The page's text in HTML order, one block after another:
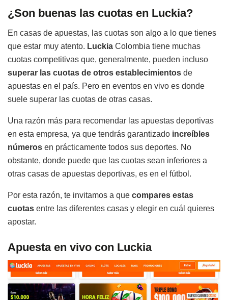
¿Son buenas las cuotas en Luckia?
En casas de apuestas, las cuotas son algo a lo que tienes
que estar muy atento. Luckia Colombia tiene muchas
cuotas competitivas que, generalmente, pueden incluso
superar las cuotas de otros establecimientos de
apuestas en el país. Pero en eventos en vivo es donde
suele superar las cuotas de otras casas.
Una razón más para recomendar las apuestas deportivas
en esta empresa, ya que tendrás garantizado increíbles
números en prácticamente todos sus deportes. No
obstante, donde puede que las cuotas sean inferiores a
otras casas de apuestas deportivas, es en el fútbol.
Por esta razón, te invitamos a que compares estas
cuotas entre las diferentes casas y elegir en cuál quieres
apostar.
Apuesta en vivo con Luckia